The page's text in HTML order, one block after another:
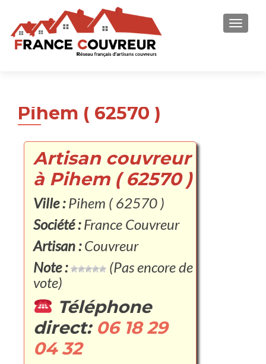
Pihem ( 62570 )
Artisan couvreur
à Pihem ( 62570 )
Ville :Pihem ( 62570 )
Société :France Couvreur
Artisan :Couvreur
Note :
(Pas encore de
vote)
Téléphone
direct: 06 18 29
04 32